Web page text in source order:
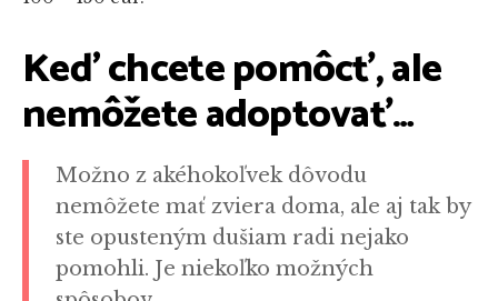
Keď chcete pomôcť, ale
nemôžete adoptovať…
Možno z akéhokoľvek dôvodu
nemôžete mať zviera doma, ale aj tak by
ste opusteným dušiam radi nejako
pomohli. Je niekoľko možných